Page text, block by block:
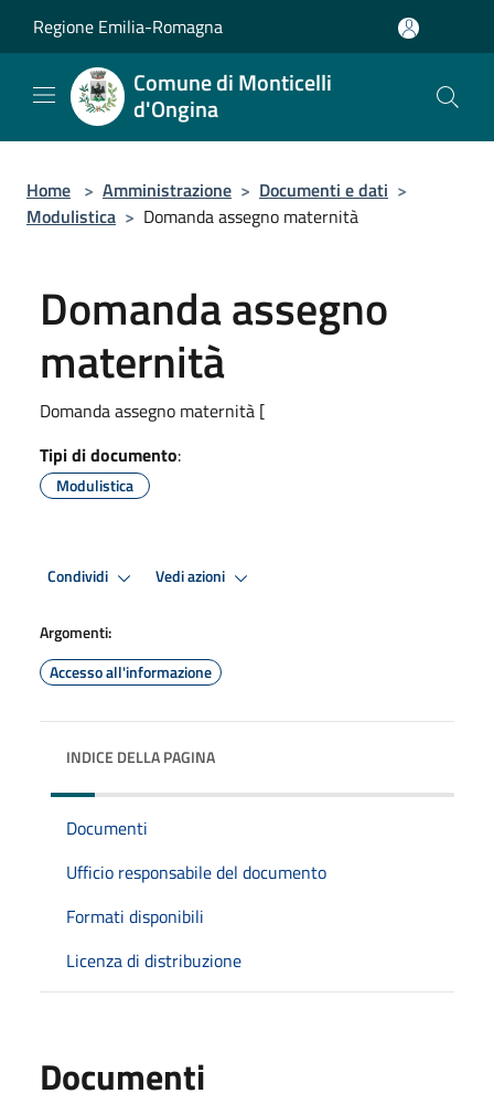
Regione Emilia-Romagna
Comune di Monticelli
d'Ongina
Home > Amministrazione > Documenti e dati >
Modulistica > Domanda assegno maternità
Domanda assegno
maternità
Domanda assegno maternità [
Tipi di documento:
Modulistica
Condividi Vedi azioni
Argomenti:
Accesso all'informazione
INDICE DELLA PAGINA
Documenti
Ufficio responsabile del documento
Formati disponibili
Licenza di distribuzione
Documenti